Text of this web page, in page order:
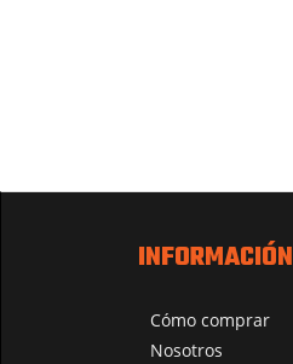
INFORMACIÓN
Cómo comprar
Nosotros